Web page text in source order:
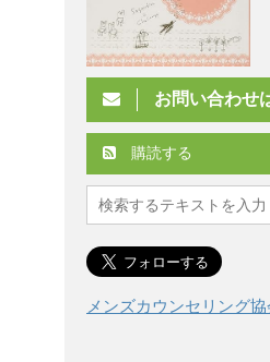
お問い合わせ
購読する
メンズカウンセリング協